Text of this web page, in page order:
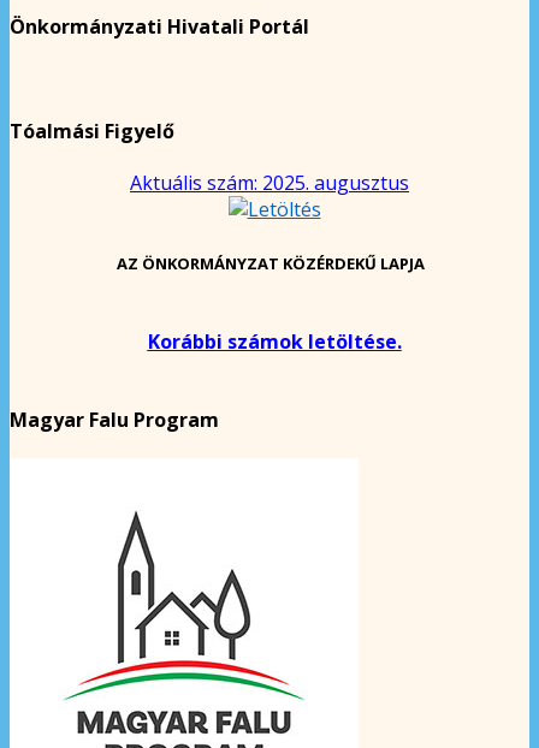
Önkormányzati Hivatali Portál
Tóalmási Figyelő
Aktuális szám: 2025. augusztus
AZ ÖNKORMÁNYZAT KÖZÉRDEKŰ LAPJA
Korábbi számok letöltése.
Magyar Falu Program